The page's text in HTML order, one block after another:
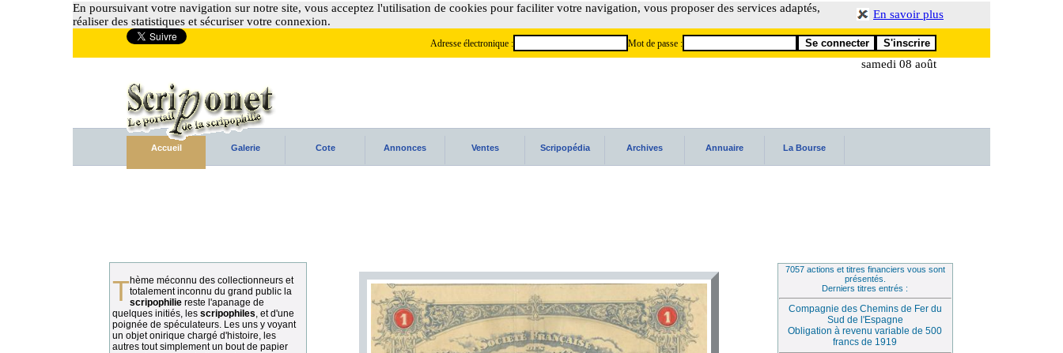
En poursuivant votre navigation sur notre site, vous acceptez l'utilisation de cookies pour faciliter votre navigation, vous proposer des services adaptés,
réaliser des statistiques et sécuriser votre connexion.
En savoir plus
Adresse électronique : Mot de passe :
samedi 08 août
Accueil Galerie Cote Annonces Ventes Scripopédia Archives Annuaire La Bourse
Thème méconnu des collectionneurs ettotalement inconnu du grand public la
scripophilie reste l'apanage de
quelques initiés, les scripophiles, et d'une
poignée de spéculateurs. Les uns y voyant
un objet onirique chargé d'histoire, les
autres tout simplement un bout de papier
7057 actions et titres financiers vous sont
présentés.
Derniers titres entrés :
Compagnie des Chemins de Fer du
Sud de l'Espagne
Obligation à revenu variable de 500
francs de 1919